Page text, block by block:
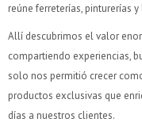
reúne ferreterías, pinturerías y
Allí descubrimos el valor
compartiendo experiencias,
solo nos permitió crecer
productos exclusivas que
días a nuestros clientes.
¡Sumate a
Comprá en 3
*
Verifica si estás